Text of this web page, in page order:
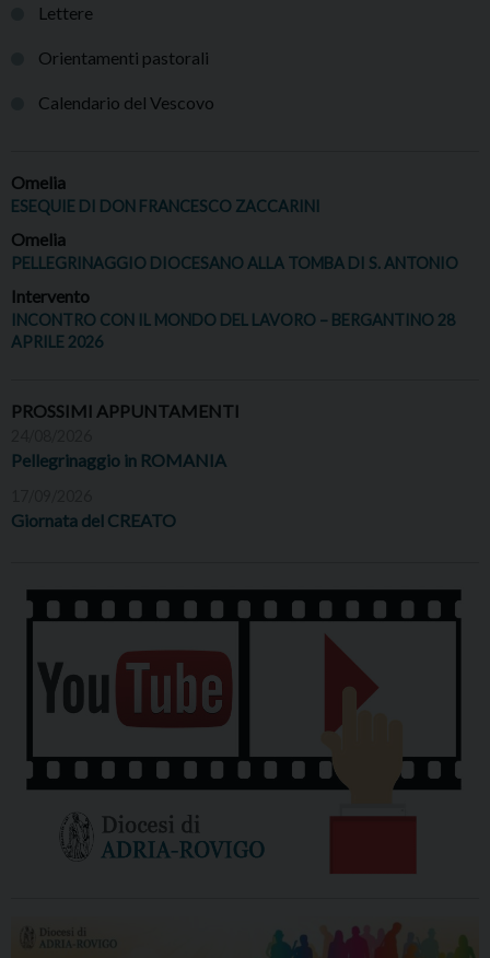
Lettere
Orientamenti pastorali
Calendario del Vescovo
Omelia
ESEQUIE DI DON FRANCESCO ZACCARINI
Omelia
PELLEGRINAGGIO DIOCESANO ALLA TOMBA DI S. ANTONIO
Intervento
INCONTRO CON IL MONDO DEL LAVORO – BERGANTINO 28
APRILE 2026
PROSSIMI APPUNTAMENTI
Pellegrinaggio in ROMANIA
Giornata del CREATO